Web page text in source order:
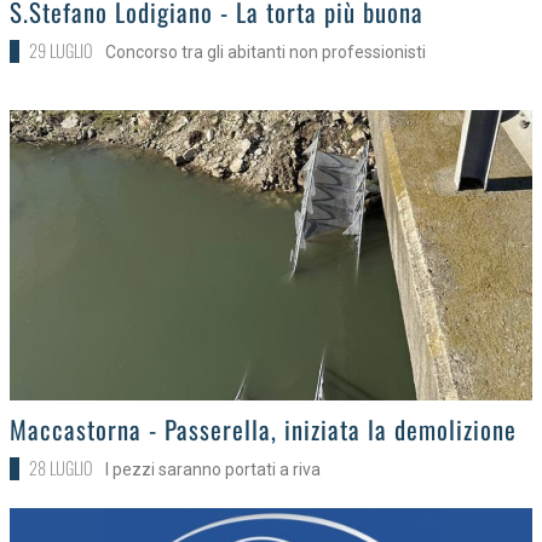
S.Stefano Lodigiano - La torta più buona
29 LUGLIO Concorso tra gli abitanti non professionisti
>Maccastorna - Passerella, iniziata la demolizione
28 LUGLIO I pezzi saranno portati a riva